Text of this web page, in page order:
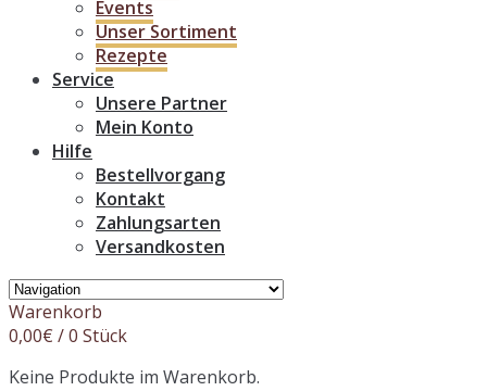
Events
Unser Sortiment
Rezepte
Service
Unsere Partner
Mein Konto
Hilfe
Bestellvorgang
Kontakt
Zahlungsarten
Versandkosten
Warenkorb
0,00€ / 0 Stück
Keine Produkte im Warenkorb.